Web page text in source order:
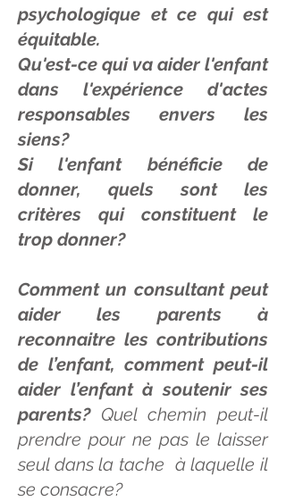
psychologique et ce qui est
équitable.
Qu'est-ce qui va aider l'enfant
dans l'expérience d'actes
responsables envers les
siens?
Si l'enfant bénéficie de
donner, quels sont les
critères qui constituent le
trop donner?
Comment un consultant peut
aider les parents à
reconnaitre les contributions
de l’enfant, comment peut-il
aider l’enfant à soutenir ses
parents? Quel chemin peut-il
prendre pour ne pas le laisser
seul dans la tache à laquelle il
se consacre?